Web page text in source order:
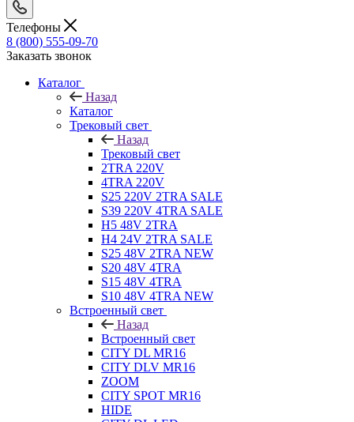
Телефоны
8 (800) 555-09-70
Заказать звонок
Каталог
Назад
Каталог
Трековый свет
Назад
Трековый свет
2TRA 220V
4TRA 220V
S25 220V 2TRA SALE
S39 220V 4TRA SALE
H5 48V 2TRA
H4 24V 2TRA SALE
S25 48V 2TRA NEW
S20 48V 4TRA
S15 48V 4TRA
S10 48V 4TRA NEW
Встроенный свет
Назад
Встроенный свет
CITY DL MR16
CITY DLV MR16
ZOOM
CITY SPOT MR16
HIDE